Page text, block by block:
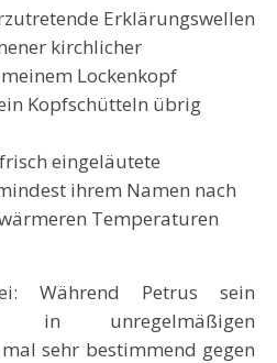
Erklärungswellen
kirchlicher
Lockenkopf
Kopfschütteln übrig
eingeläutete
ihrem Namen nach
Temperaturen
Während Petrus sein
in unregelmäßigen
sehr bestimmend gegen